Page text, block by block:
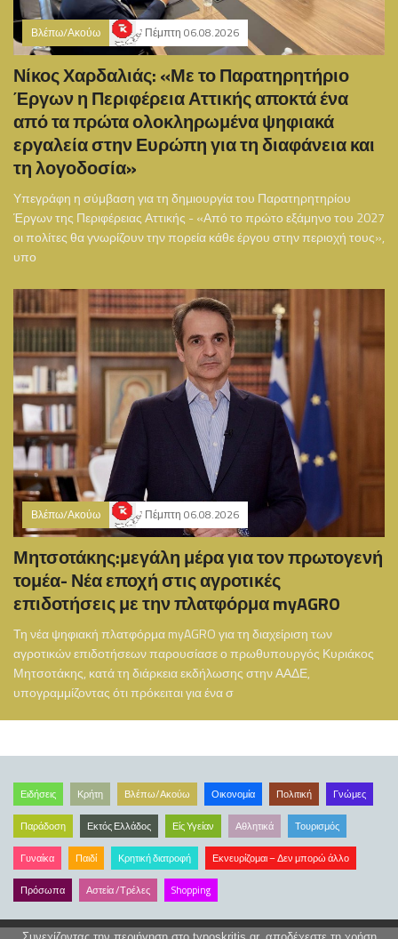
Βλέπω/Ακούω Πέμπτη 06.08.2026
Νίκος Χαρδαλιάς: «Με το Παρατηρητήριο
Έργων η Περιφέρεια Αττικής αποκτά ένα
από τα πρώτα ολοκληρωμένα ψηφιακά
εργαλεία στην Ευρώπη για τη διαφάνεια και
τη λογοδοσία»
Υπεγράφη η σύμβαση για τη δημιουργία του Παρατηρητηρίου
Έργων της Περιφέρειας Αττικής - «Από το πρώτο εξάμηνο του 2027
οι πολίτες θα γνωρίζουν την πορεία κάθε έργου στην περιοχή τους»,
υπο
Βλέπω/Ακούω Πέμπτη 06.08.2026
Μητσοτάκης:μεγάλη μέρα για τον πρωτογενή
τομέα- Νέα εποχή στις αγροτικές
επιδοτήσεις με την πλατφόρμα myAGRO
Τη νέα ψηφιακή πλατφόρμα myAGRO για τη διαχείριση των
αγροτικών επιδοτήσεων παρουσίασε ο πρωθυπουργός Κυριάκος
Μητσοτάκης, κατά τη διάρκεια εκδήλωσης στην ΑΑΔΕ,
υπογραμμίζοντας ότι πρόκειται για ένα σ
Ειδήσεις Κρήτη Βλέπω/Ακούω Οικονομία Πολιτική Γνώμες
Παράδοση Εκτός Ελλάδος Είς Υγείαν Αθλητικά Τουρισμός
Γυναίκα Παιδί Κρητική διατροφή Εκνευρίζομαι – Δεν μπορώ άλλο
Πρόσωπα Αστεία /Τρέλες Shopping